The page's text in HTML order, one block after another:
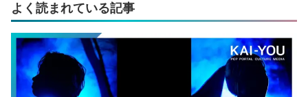
よく読まれている記事